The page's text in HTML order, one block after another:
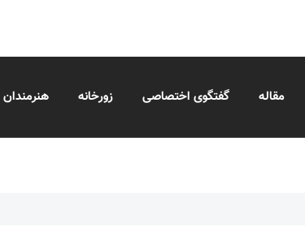
مقاله گفتگوی اختصاصی زورخانه هنرمندان